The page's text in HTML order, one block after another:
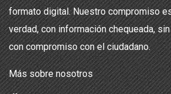
formato digital. Nuestro compromiso
verdad, con información chequeada,
con compromiso con el ciudadano.
Más sobre nosotros